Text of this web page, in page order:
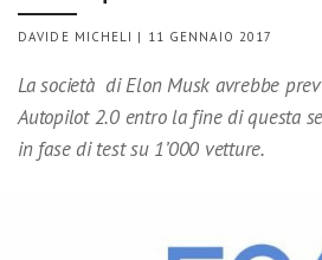
DAVIDE MICHELI | 11 GENNAIO 2017
La società di Elon Musk avrebbe
Autopilot 2.0 entro la fine di questa
in fase di test su 1’000 vetture.